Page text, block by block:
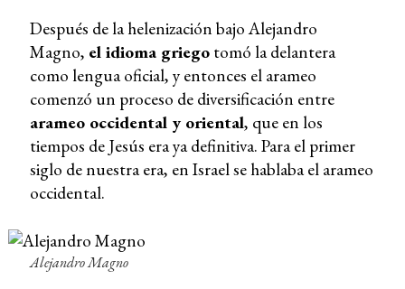
Después de la helenización bajo Alejandro
Magno, el idioma griegotomó la delantera
como lengua oficial, y entonces el arameo
comenzó un proceso de diversificación entre
arameo occidental y oriental, que en los
tiempos de Jesús era ya definitiva. Para el primer
siglo de nuestra era, en Israel se hablaba el arameo
occidental.
Alejandro Magno